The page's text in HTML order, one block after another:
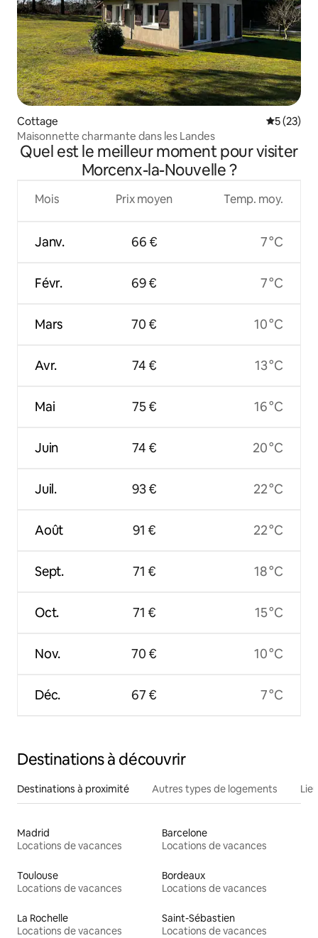
Cottage
5 (23)
Maisonnette charmante dans les Landes
Quel est le meilleur moment pour visiter
Morcenx-la-Nouvelle ?
Mois
Janv.
Févr.
Mars
Avr.
Mai
Juin
Juil.
Août
Sept.
Oct.
Nov.
Déc.
Prix moyen
66 €
69 €
70 €
74 €
75 €
74 €
93 €
91 €
71 €
71 €
70 €
67 €
Temp. moy.
7 °C
7 °C
10 °C
13 °C
16 °C
20 °C
22 °C
22 °C
18 °C
15 °C
10 °C
7 °C
Destinations à découvrir
Destinations à proximité Autres types de logements
Madrid
Locations de vacances
Barcelone
Locations de vacances
Toulouse
Locations de vacances
Bordeaux
Locations de vacances
La Rochelle
Locations de vacances
Saint-Sébastien
Locations de vacances